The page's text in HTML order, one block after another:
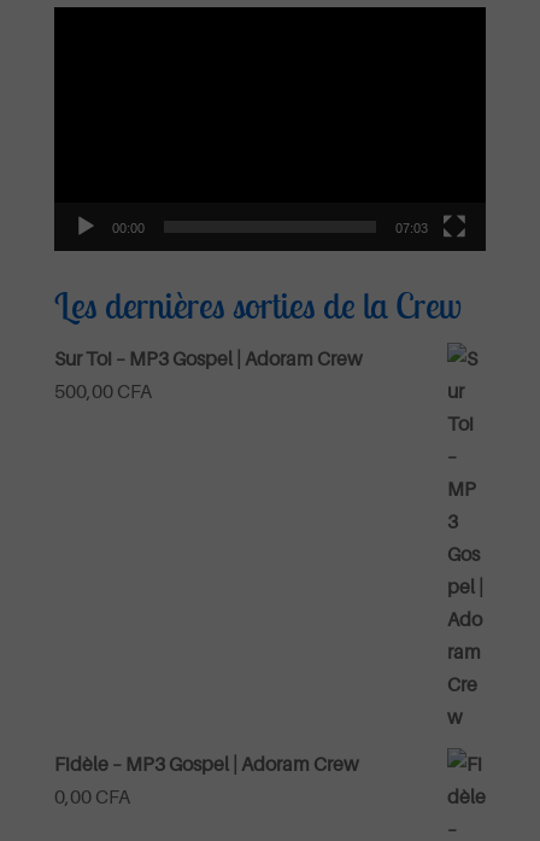
00:00 07:03
Les dernières sorties de la Crew
Sur Toi – MP3 Gospel | Adoram Crew
500,00 CFA
Fidèle – MP3 Gospel | Adoram Crew
0,00 CFA